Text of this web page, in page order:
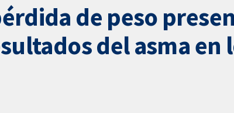
de peso
del asma en